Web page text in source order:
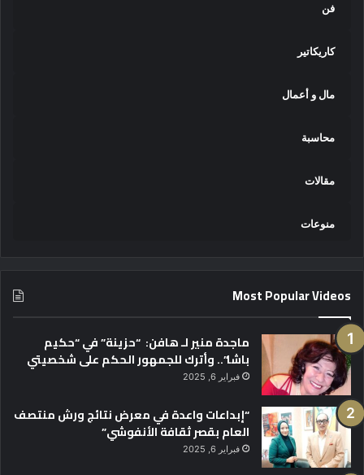
فن
كاريكاتير
مال و أعمال
محاسبة
مقالات
منوعات
Most Popular Videos
ماجدة منير لـ هافن: “حزينة” في “حكيم
باشا”.. وأترك للجمهور الحكم على شخصيتي
فبراير 6, 2025
“إبداعات واعدة في معرض نتائج ورش منتصف
العام بقصر ثقافة الأنفوشي”
فبراير 6, 2025